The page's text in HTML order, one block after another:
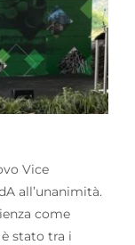
Vice
all’unanimità.
come
stato tra i